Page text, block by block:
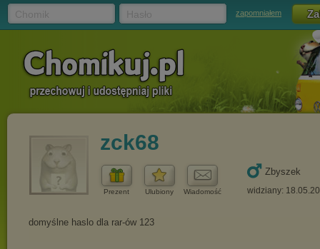
zapomniałem
zck68
Prezent Ulubiony Wiadomość
Zbyszek
widziany: